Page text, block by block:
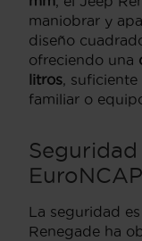
maniobrar y
diseño
ofreciendo una
litros ,
familiar o
EuroNCAP
La seguridad
Renegade ha